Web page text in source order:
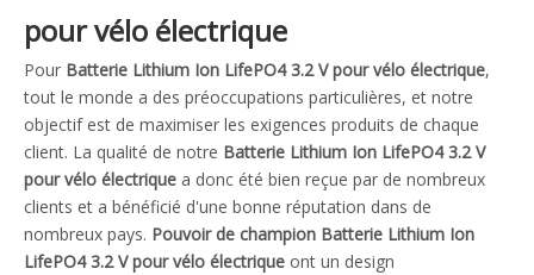
pour vélo électrique
Pour Batterie Lithium Ion LifePO4 3.2 V pour vélo électrique,
tout le monde a des préoccupations particulières, et notre
objectif est de maximiser les exigences produits de chaque
client. La qualité de notre Batterie Lithium Ion LifePO4 3.2 V
pour vélo électrique a donc été bien reçue par de nombreux
clients et a bénéficié d'une bonne réputation dans de
nombreux pays. Pouvoir de champion Batterie Lithium Ion
LifePO4 3.2 V pour vélo électrique ont un design